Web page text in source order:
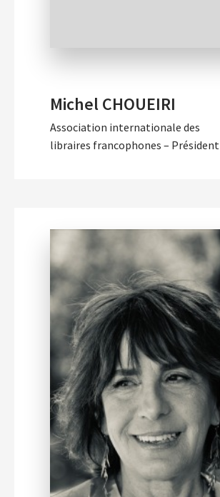
Michel CHOUEIRI
Association internationale des
libraires francophones – Président